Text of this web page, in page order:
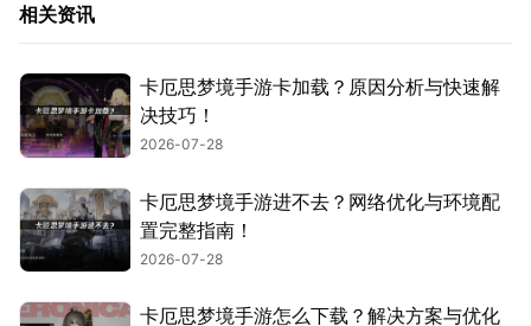
相关资讯
卡厄思梦境手游卡加载？原因分析与快速解
决技巧！
2026-07-28
卡厄思梦境手游进不去？网络优化与环境配
置完整指南！
2026-07-28
卡厄思梦境手游怎么下载？解决方案与优化